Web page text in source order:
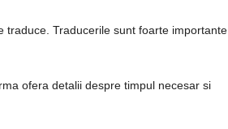
traduce. Traducerile sunt foarte importante
ofera detalii despre timpul necesar si